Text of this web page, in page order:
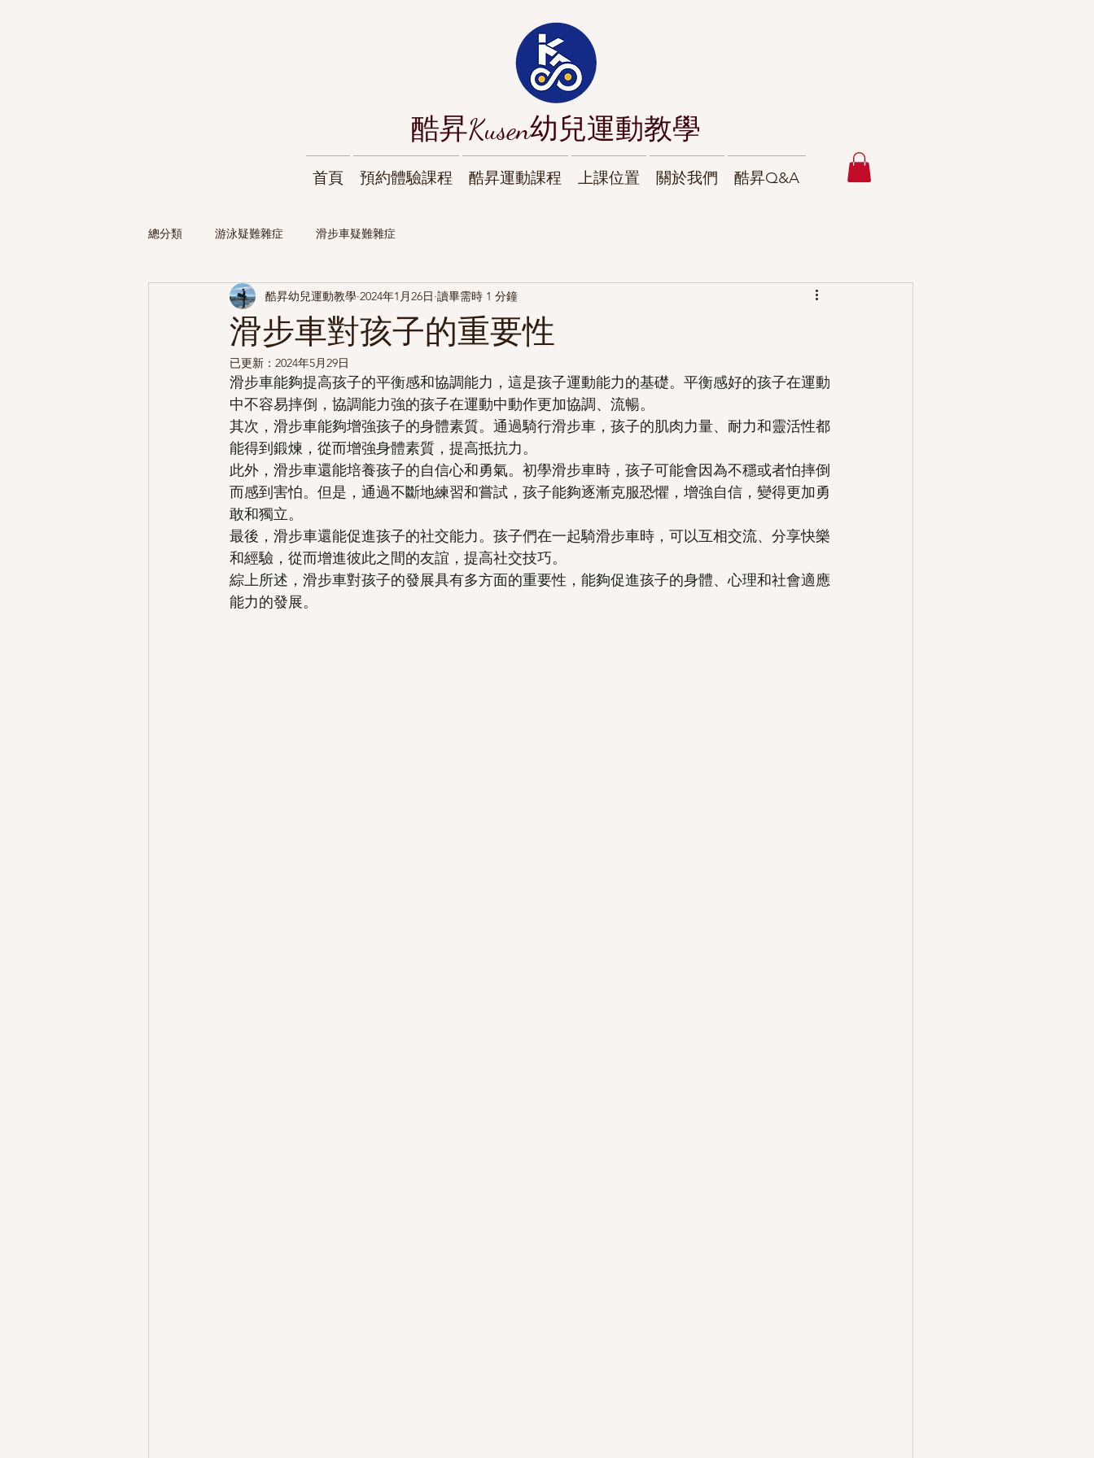
首頁 預約體驗課程 酷昇運動課程 上課位置 關於我們 酷昇Q&A
酷昇Kusen幼兒運動教學
總分類 游泳疑難雜症 滑步車疑難雜症
滑步車對孩子的重要性
酷昇幼兒運動教學 2024年1月26日 讀畢需時 1 分鐘
已更新： 2024年5月29日
滑步車能夠提高孩子的平衡感和協調能力，這是孩子運動能力的基礎。平衡感好的孩子在運動
中不容易摔倒，協調能力強的孩子在運動中動作更加協調、流暢。
其次，滑步車能夠增強孩子的身體素質。通過騎行滑步車，孩子的肌肉力量、耐力和靈活性都
能得到鍛煉，從而增強身體素質，提高抵抗力。
此外，滑步車還能培養孩子的自信心和勇氣。初學滑步車時，孩子可能會因為不穩或者怕摔倒
而感到害怕。但是，通過不斷地練習和嘗試，孩子能夠逐漸克服恐懼，增強自信，變得更加勇
敢和獨立。
最後，滑步車還能促進孩子的社交能力。孩子們在一起騎滑步車時，可以互相交流、分享快樂
和經驗，從而增進彼此之間的友誼，提高社交技巧。
綜上所述，滑步車對孩子的發展具有多方面的重要性，能夠促進孩子的身體、心理和社會適應
能力的發展。